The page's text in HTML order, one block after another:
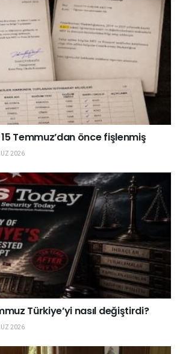
Temmuz’dan önce fişlenmiş
2026
Türkiye’yi nasıl değiştirdi?
2026